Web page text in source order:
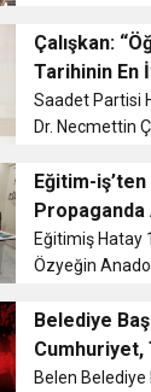
mahkemeden
öğretmenin
atanmasına
Çalışkan:
Tarihinin En
Yaşıyor”
Saadet Partisi
Dr. Necmettin
mesleğinin
belirterek
açıklanma...
Eğitim-
Propaganda
Eğitimiş Hatay
Özyeğin
mesaj içeren
göstererek,
ilkelerine
Belediye
Özgürlük ve
Belen Belediye